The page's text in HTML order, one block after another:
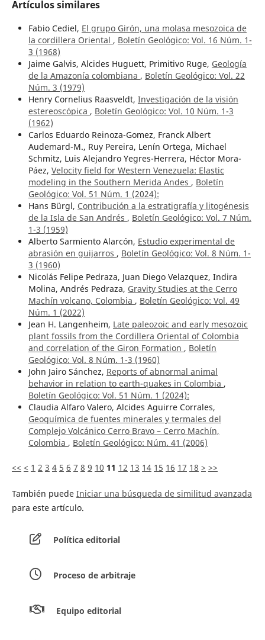
Artículos similares
Fabio Cediel, El grupo Girón, una molasa mesozoica de
la cordillera Oriental , Boletín Geológico: Vol. 16 Núm. 1-
3 (1968)
Jaime Galvis, Alcides Huguett, Primitivo Ruge, Geología
de la Amazonía colombiana , Boletín Geológico: Vol. 22
Núm. 3 (1979)
Henry Cornelius Raasveldt, Investigación de la visión
estereoscópica , Boletín Geológico: Vol. 10 Núm. 1-3
(1962)
Carlos Eduardo Reinoza-Gomez, Franck Albert
Audemard-M., Ruy Pereira, Lenín Ortega, Michael
Schmitz, Luis Alejandro Yegres-Herrera, Héctor Mora-
Páez, Velocity field for Western Venezuela: Elastic
modeling in the Southern Merida Andes , Boletín
Geológico: Vol. 51 Núm. 1 (2024):
Hans Bürgl, Contribución a la estratigrafía y litogénesis
de la Isla de San Andrés , Boletín Geológico: Vol. 7 Núm.
1-3 (1959)
Alberto Sarmiento Alarcón, Estudio experimental de
abrasión en guijarros , Boletín Geológico: Vol. 8 Núm. 1-
3 (1960)
Nicolás Felipe Pedraza, Juan Diego Velazquez, Indira
Molina, Andrés Pedraza, Gravity Studies at the Cerro
Machín volcano, Colombia , Boletín Geológico: Vol. 49
Núm. 1 (2022)
Jean H. Langenheim, Late paleozoic and early mesozoic
plant fossils from the Cordillera Oriental of Colombia
and correlation of the Giron Formation , Boletín
Geológico: Vol. 8 Núm. 1-3 (1960)
John Jairo Sánchez, Reports of abnormal animal
behavior in relation to earth-quakes in Colombia ,
Boletín Geológico: Vol. 51 Núm. 1 (2024):
Claudia Alfaro Valero, Alcides Aguirre Corrales,
Geoquímica de fuentes minerales y termales del
Complejo Volcánico Cerro Bravo – Cerro Machín,
Colombia , Boletín Geológico: Núm. 41 (2006)
<< < 1 2 3 4 5 6 7 8 9 10 11 12 13 14 15 16 17 18 > >>
También puede Iniciar una búsqueda de similitud avanzada
para este artículo.
Política editorial
Proceso de arbitraje
Equipo editorial